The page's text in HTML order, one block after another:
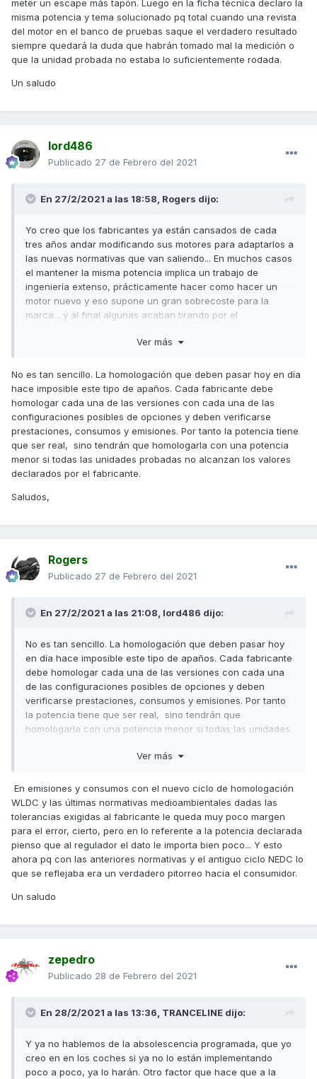
meter un escape más tapón. Luego en la ficha técnica declaro la
misma potencia y tema solucionado pq total cuando una revista
del motor en el banco de pruebas saque el verdadero resultado
siempre quedará la duda que habrán tomado mal la medición o
que la unidad probada no estaba lo suficientemente rodada.
Un saludo
lord486
Publicado 27 de Febrero del 2021
En 27/2/2021 a las 18:58, Rogers dijo:
Yo creo que los fabricantes ya están cansados de cada
tres años andar modificando sus motores para adaptarlos a
las nuevas normativas que van saliendo... En muchos casos
el mantener la misma potencia implica un trabajo de
ingeniería extenso, prácticamente hacer como hacer un
motor nuevo y eso supone un gran sobrecoste para la
marca... y al final algunas acaban tirando por el
más tapón. Luego en la ficha técnica declaro la misma
del motor en el banco de pruebas saque el verdadero
resultado siempre quedará la duda que habrán tomado mal
la medición o que la unidad probada no estaba lo
suficientemente rodada.
Un saludo
Ver más
No es tan sencillo. La homologación que deben pasar hoy en día
hace imposible este tipo de apaños. Cada fabricante debe
homologar cada una de las versiones con cada una de las
configuraciones posibles de opciones y deben verificarse
prestaciones, consumos y emisiones. Por tanto la potencia tiene
que ser real, sino tendrán que homologarla con una potencia
menor si todas las unidades probadas no alcanzan los valores
declarados por el fabricante.
Saludos,
Rogers
Publicado 27 de Febrero del 2021
En 27/2/2021 a las 21:08, lord486 dijo:
No es tan sencillo. La homologación que deben pasar hoy
en día hace imposible este tipo de apaños. Cada fabricante
debe homologar cada una de las versiones con cada una
de las configuraciones posibles de opciones y deben
verificarse prestaciones, consumos y emisiones. Por tanto
la potencia tiene que ser real, sino tendrán que
homologarla con una potencia menor si todas las unidades
Ver más
En emisiones y consumos con el nuevo ciclo de homologación
WLDC y las últimas normativas medioambientales dadas las
tolerancias exigidas al fabricante le queda muy poco margen
para el error, cierto, pero en lo referente a la potencia declarada
pienso que al regulador el dato le importa bien poco... Y esto
ahora pq con las anteriores normativas y el antiguo ciclo NEDC lo
que se reflejaba era un verdadero pitorreo hacia el consumidor.
Un saludo
zepedro
Publicado 28 de Febrero del 2021
En 28/2/2021 a las 13:36, TRANCELINE dijo:
Y ya no hablemos de la absolescencia programada, que yo
creo en en los coches si ya no lo están implementando
poco a poco, ya lo harán. Otro factor que hace que a la